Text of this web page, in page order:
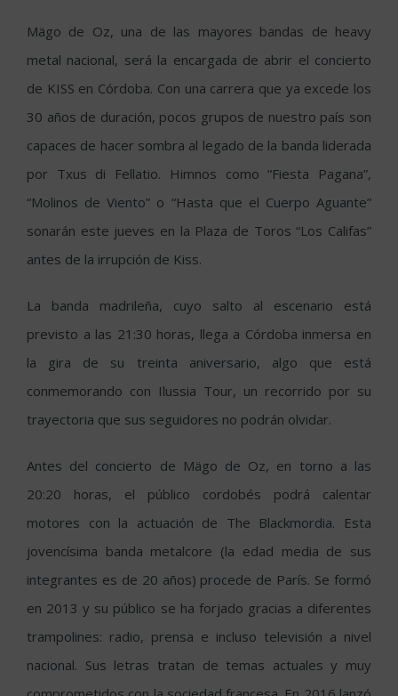
Mägo de Oz, una de las mayores bandas de heavy
metal nacional, será la encargada de abrir el concierto
de KISS en Córdoba. Con una carrera que ya excede los
30 años de duración, pocos grupos de nuestro país son
capaces de hacer sombra al legado de la banda liderada
por Txus di Fellatio. Himnos como “Fiesta Pagana”,
“Molinos de Viento” o “Hasta que el Cuerpo Aguante”
sonarán este jueves en la Plaza de Toros “Los Califas”
antes de la irrupción de Kiss.
La banda madrileña, cuyo salto al escenario está
previsto a las 21:30 horas, llega a Córdoba inmersa en
la gira de su treinta aniversario, algo que está
conmemorando con Ilussia Tour, un recorrido por su
trayectoria que sus seguidores no podrán olvidar.
Antes del concierto de Mägo de Oz, en torno a las
20:20 horas, el público cordobés podrá calentar
motores con la actuación de The Blackmordia. Esta
jovencísima banda metalcore (la edad media de sus
integrantes es de 20 años) procede de París. Se formó
en 2013 y su público se ha forjado gracias a diferentes
trampolines: radio, prensa e incluso televisión a nivel
nacional. Sus letras tratan de temas actuales y muy